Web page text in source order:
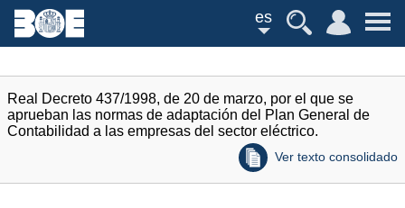
es
Real Decreto 437/1998, de 20 de marzo, por el que se
aprueban las normas de adaptación del Plan General de
Contabilidad a las empresas del sector eléctrico.
Ver texto consolidado